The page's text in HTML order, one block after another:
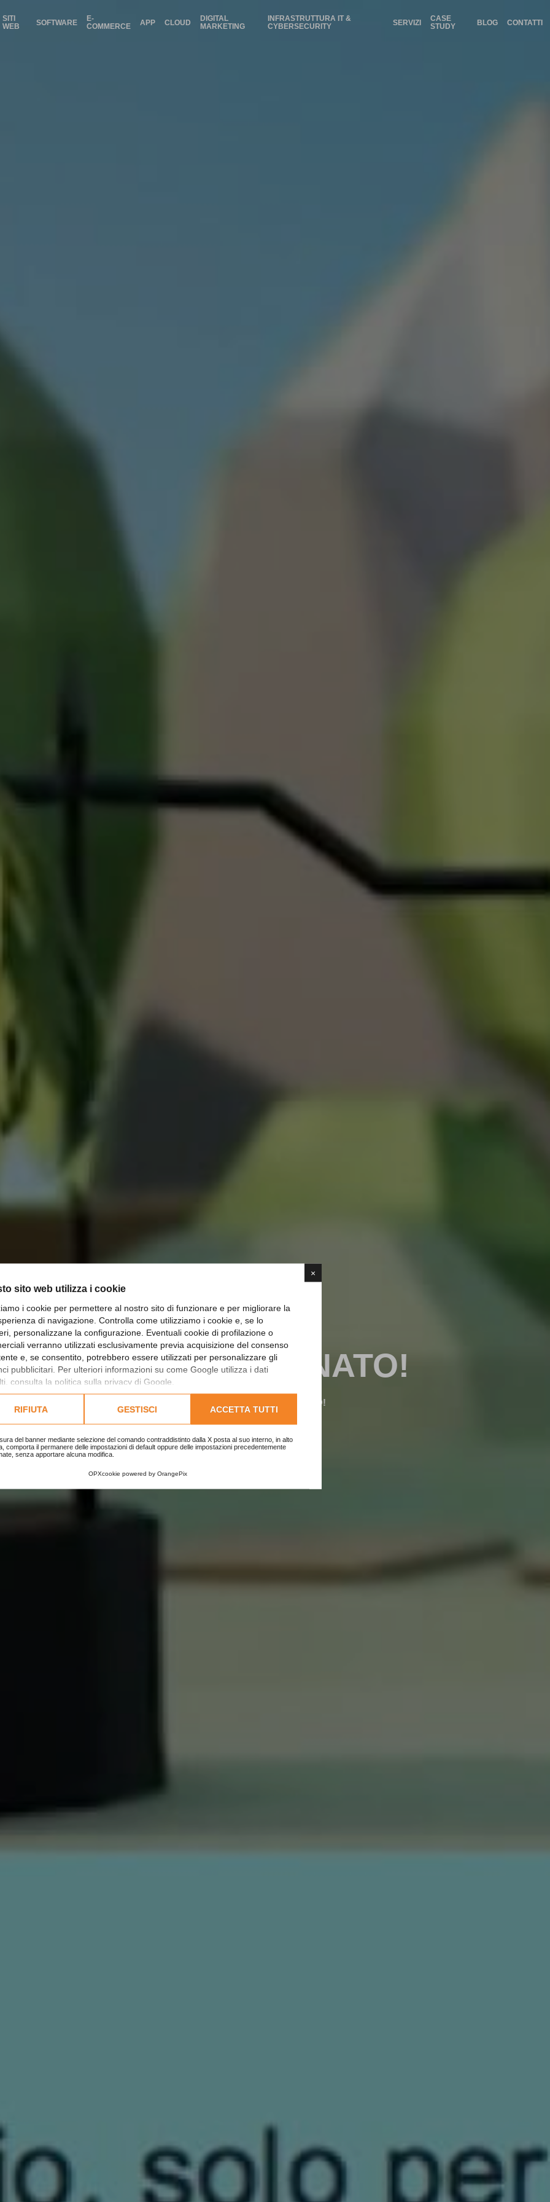
×
sito web utilizza i cookie
i cookie per permettere al nostro sito di funzionare e per migliorare la
di navigazione. Controlla come utilizziamo i cookie e, se lo
personalizzane la configurazione. Eventuali cookie di profilazione o
verranno utilizzati esclusivamente previa acquisizione del consenso
e, se consentito, potrebbero essere utilizzati per personalizzare gli
pubblicitari. Per ulteriori informazioni su come Google utilizza i dati
consulta la politica sulla privacy di Google
RIFIUTA
GESTISCI ACCETTA TUTTI
del banner mediante selezione del comando contraddistinto dalla X posta al suo interno, in alto
comporta il permanere delle impostazioni di default oppure delle impostazioni precedentemente
senza apportare alcuna modifica.
OPXcookie powered by OrangePix
SITI
WEB
SOFTWARE
E-
COMMERCE
APP CLOUD
DIGITAL
MARKETING
INFRASTRUTTURA IT &
CYBERSECURITY
SERVIZI
CASE
STUDY
BLOG CONTATTI
SHOPPING SFRENATO!
30 ORE DI SHOPPING SFRENATO!